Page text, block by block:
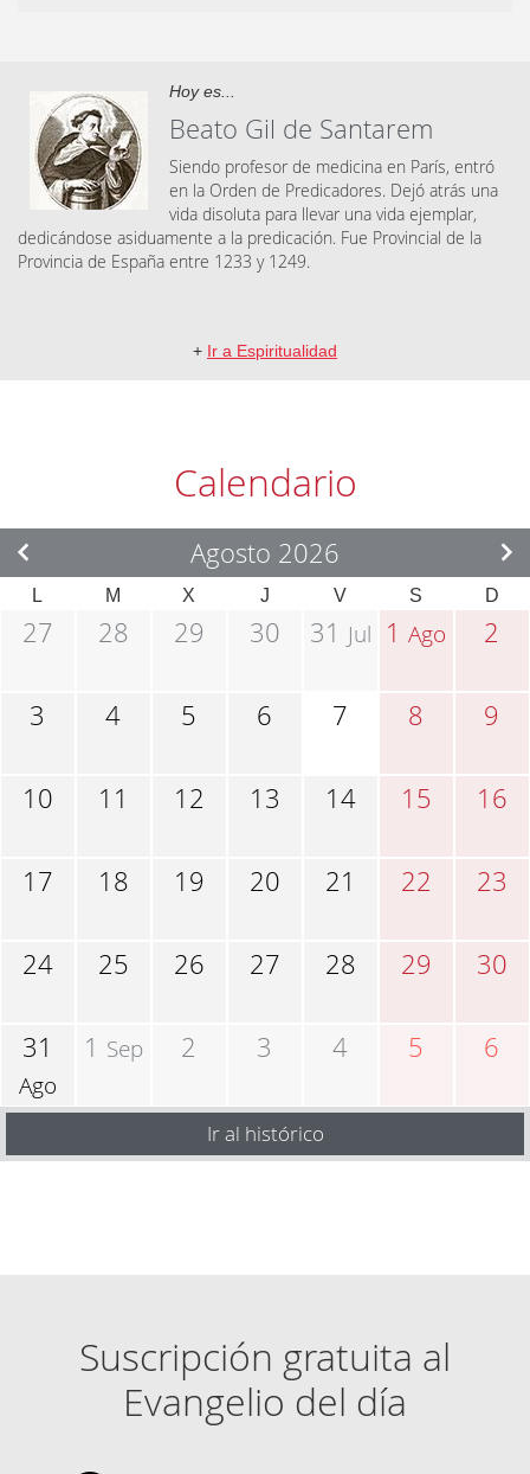
Hoy es...
Beato Gil de Santarem
Siendo profesor de medicina en París, entró
en la Orden de Predicadores. Dejó atrás una
vida disoluta para llevar una vida ejemplar,
dedicándose asiduamente a la predicación. Fue Provincial de la
Provincia de España entre 1233 y 1249.
+ Ir a Espiritualidad
Calendario
Agosto 2026
L M X J V S D
27 28 29 30 31 Jul 1Ago 2
3 4 5 6 7 8 9
10 11 12 13 14 15 16
17 18 19 20 21 22 23
24 25 26 27 28 29 30
31
Ago
1 Sep 2 3 4 5 6
Ir al histórico
Suscripción gratuita al
Evangelio del día